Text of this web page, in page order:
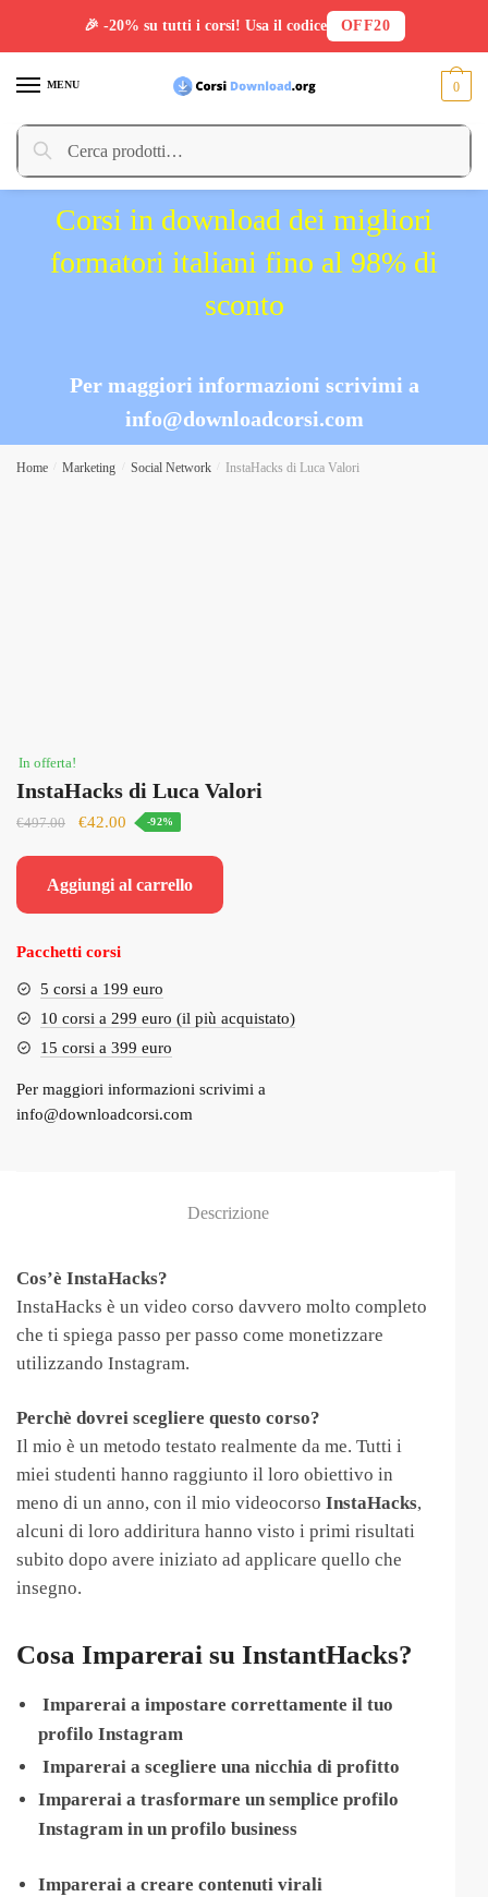
MENU
Cerca:
Cerca
0
Corsi in download dei migliori
formatori italiani fino al 98% di
sconto
Per maggiori informazioni scrivimi a
info@downloadcorsi.com
Home Marketing Social Network InstaHacks di Luca Valori
In offerta!
InstaHacks di Luca Valori
€497.00
Il
era:
€42.00 Il
è:
-92%
Aggiungi al carrello
Pacchetti corsi
5 corsi a 199 euro
10 corsi a 299 euro (il più acquistato)
15 corsi a 399 euro
Per maggiori informazioni scrivimi a
info@downloadcorsi.com
Descrizione
Cos’è InstaHacks?
InstaHacks è un video corso davvero molto completo
che ti spiega passo per passo come monetizzare
utilizzando Instagram.
Perchè dovrei scegliere questo corso?
Il mio è un metodo testato realmente da me. Tutti i
miei studenti hanno raggiunto il loro obiettivo in
meno di un anno, con il mio videocorso InstaHacks,
alcuni di loro addiritura hanno visto i primi risultati
subito dopo avere iniziato ad applicare quello che
insegno.
Cosa Imparerai su InstantHacks?
Imparerai a impostare correttamente il tuo
profilo Instagram
Imparerai a scegliere una nicchia di profitto
Imparerai a trasformare un semplice profilo
Instagram in un profilo business
Imparerai a creare contenuti virali
🎉 -20% su tutti i corsi! Usa il codice OFF20